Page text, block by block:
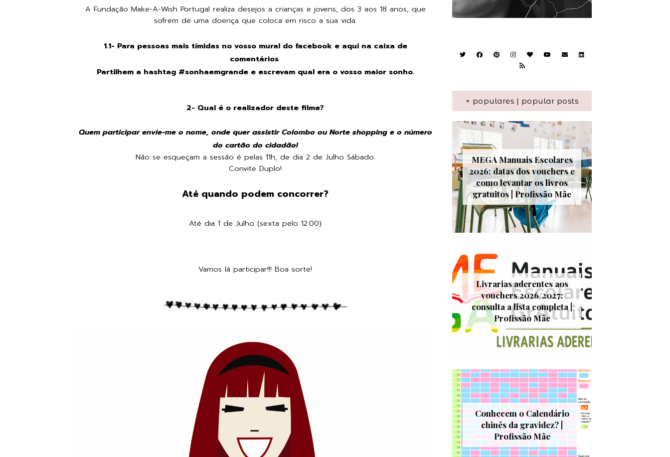
A Fundação Make-A-Wish Portugal realiza desejos a crianças e jovens, dos 3 aos 18 anos, que
sofrem de uma doença que coloca em risco a sua vida.
1.1- Para pessoas mais tímidas no vosso mural do facebook e aqui na caixa de
comentários
Partilhem a hashtag #sonhaemgrande e escrevam qual era o vosso maior sonho.
2- Qual é o realizador deste filme?
Quem participar envie-me o nome, onde quer assistir Colombo ou Norte shopping e o número
do cartão do cidadão!
Não se esqueçam a sessão é pelas 11h, de dia 2 de Julho Sábado.
Convite Duplo!
Até quando podem concorrer?
Até dia 1 de Julho (sexta pelo 12:00)
Vamos lá participar!!! Boa sorte!
+ populares | popular posts
MEGA Manuais Escolares
2026: datas dos vouchers e
como levantar os livros
gratuitos | Profissão Mãe
Livrarias aderentes aos
vouchers 2026/2027:
consulta a lista completa |
Profissão Mãe
Conhecem o Calendário
chinês da gravidez? |
Profissão Mãe